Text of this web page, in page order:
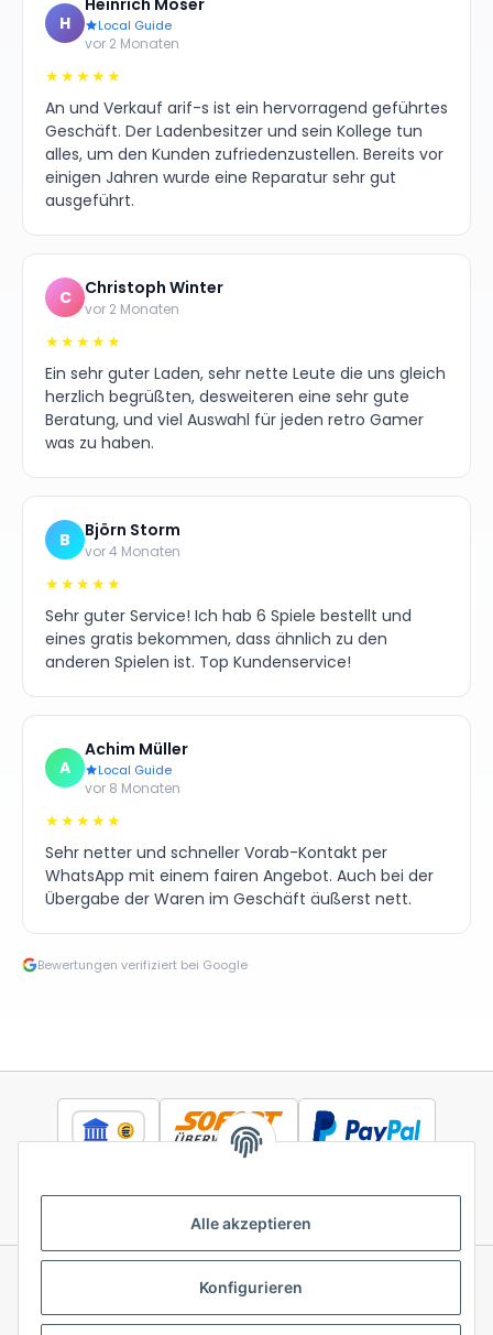
Alle akzeptieren
Konfigurieren
H Local Guide
vor 2 Monaten
★★★★★
An und Verkauf arif-s ist ein hervorragend geführtes
Geschäft. Der Ladenbesitzer und sein Kollege tun
alles, um den Kunden zufriedenzustellen. Bereits vor
einigen Jahren wurde eine Reparatur sehr gut
ausgeführt.
C Christoph Winter
vor 2 Monaten
★★★★★
Ein sehr guter Laden, sehr nette Leute die uns gleich
herzlich begrüßten, desweiteren eine sehr gute
Beratung, und viel Auswahl für jeden retro Gamer
was zu haben.
B Björn Storm
vor 4 Monaten
★★★★★
Sehr guter Service! Ich hab 6 Spiele bestellt und
eines gratis bekommen, dass ähnlich zu den
anderen Spielen ist. Top Kundenservice!
A
Achim Müller
Local Guide
vor 8 Monaten
★★★★★
Sehr netter und schneller Vorab-Kontakt per
WhatsApp mit einem fairen Angebot. Auch bei der
Übergabe der Waren im Geschäft äußerst nett.
Bewertungen verifiziert bei Google
Informationen